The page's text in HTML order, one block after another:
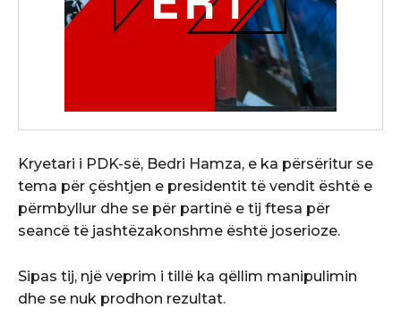
Kryetari i PDK-së, Bedri Hamza, e ka përsëritur se
tema për çështjen e presidentit të vendit është e
përmbyllur dhe se për partinë e tij ftesa për
seancë të jashtëzakonshme është joserioze.
Sipas tij, një veprim i tillë ka qëllim manipulimin
dhe se nuk prodhon rezultat.